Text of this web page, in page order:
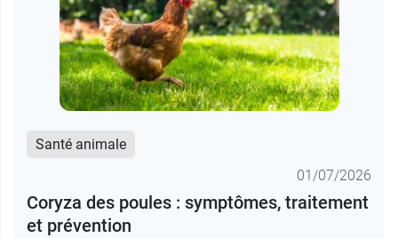
Santé animale
01/07/2026
Coryza des poules : symptômes, traitement
et prévention